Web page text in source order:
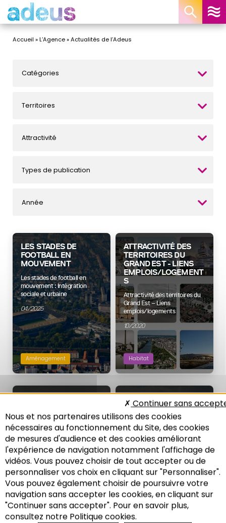
Recherche
Accueil »L’Agence»Actualités de l’Adeus
Catégories
Territoires
Attractivité
Types de publication
Année
LES STADES DE
FOOTBALL EN
MOUVEMENT
Les stades de football en
mouvement : Intégration
sociale et urbaine
04/2025
Aménagement
ATTRACTIVITÉ DES
TERRITOIRES DU
GRAND EST - LIENS
EMPLOIS/LOGEMENT
S
Attractivité des territoires du
Grand Est – Liens
emplois/logements
10/2020
Habitat
L’HABITAT DU BAS-
RHIN 2018-2023
Attractivité résidentielle des
intercommunalités et
développement de l’offre de
logement
03/2020
Habitat
CHANGER L'IMAGE
DES QUARTIERS
POPULAIRES
Mesurer pour connaître,
connaître pour agir
12/2019
Aménagement
Habitat
Modes de vies
Panneau de gestion des cookies
Nous et nos partenaires utilisons des cookies
nécessaires au fonctionnement du Site, des cookies
de mesures d'audience et des cookies améliorant
l'expérience de navigation notamment l'affichage de
vidéos. Vous pouvez choisir de tout accepter ou de
personnaliser vos choix en cliquant sur "Personnaliser".
Vous pouvez également choisir de poursuivre votre
navigation sans accepter les cookies, en cliquant sur
"Continuer sans accepter". Pour en savoir plus,
consultez notre Politique cookies.
Continuer sans